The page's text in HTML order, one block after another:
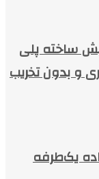
ساخته پلی
و بدون تخریب
جاده یک‌طرفه